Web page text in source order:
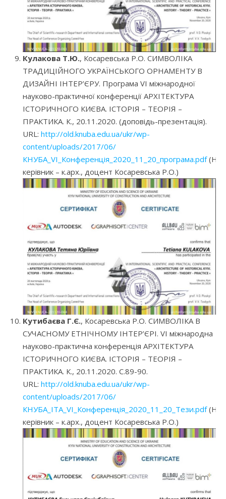
Кулакова Т.Ю., Косаревська Р.О. СИМВОЛІКА
ТРАДИЦІЙНОГО УКРАЇНСЬКОГО ОРНАМЕНТУ В
ДИЗАЙНІ ІНТЕР’ЄРУ. Програма VI міжнародної
науково-практичної конференції АРХІТЕКТУРА
ІСТОРИЧНОГО КИЄВА. ІСТОРІЯ – ТЕОРІЯ –
ПРАКТИКА. К., 20.11.2020. (доповідь-презентація).
URL: http://old.knuba.edu.ua/ukr/wp-
content/uploads/2017/06/
КНУБА_VI_Конференція_2020_11_20_програма.pdf
керівник – к.арх., доцент Косаревська Р.О.)
Кутибаєва Г.Є., Косаревська Р.О. СИМВОЛІКА В
СУЧАСНОМУ ЕТНІЧНОМУ ІНТЕР’ЄРІ. VI міжнародна
науково-практична конференція АРХІТЕКТУРА
ІСТОРИЧНОГО КИЄВА. ІСТОРІЯ – ТЕОРІЯ –
ПРАКТИКА. К., 20.11.2020. С.89-90.
URL: http://old.knuba.edu.ua/ukr/wp-
content/uploads/2017/06/
КНУБА_ІТА_VI_Конференція_2020_11_20_Тези.pdf
керівник – к.арх., доцент Косаревська Р.О.)